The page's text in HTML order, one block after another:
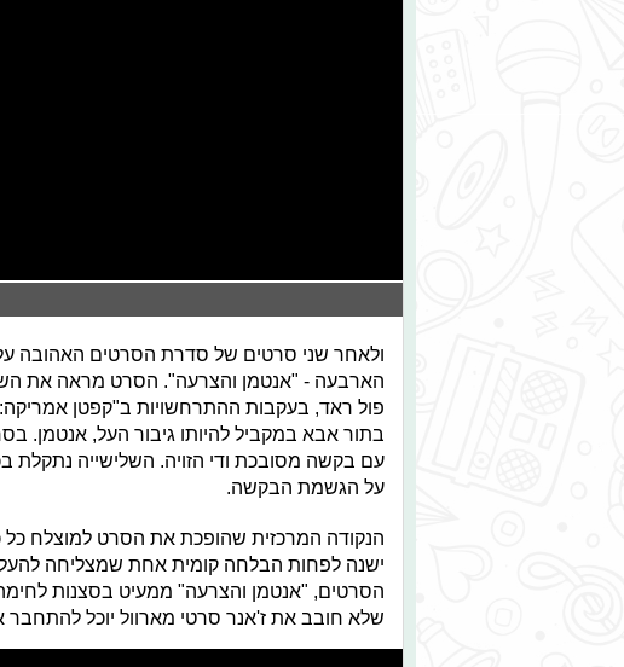
ולאחר שני סרטים של סדרת הסרטים האהובה
הארבעה - "אנטמן והצרעה". הסרט מראה את
פול ראד, בעקבות ההתרחשויות ב"קפטן
בתור אבא במקביל להיותו גיבור העל, אנטמן.
עם בקשה מסובכת ודי הזויה. השלישייה נתקלת
על הגשמת הבקשה.
הנקודה המרכזית שהופכת את הסרט למוצלח כל
ישנה לפחות הבלחה קומית אחת שמצליחה
הסרטים, "אנטמן והצרעה" ממעיט בסצנות
שלא חובב את ז'אנר סרטי מארוול יוכל להתחבר